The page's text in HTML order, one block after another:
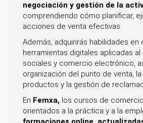
negociación y gestión de la
comprendiendo cómo planificar,
acciones de venta efectivas.
Además, adquirirás habilidades en
herramientas digitales aplicadas al
sociales y comercio electrónico,
organización del punto de venta,
productos y la gestión de
En Femxa, los cursos de
orientados a la práctica y a la